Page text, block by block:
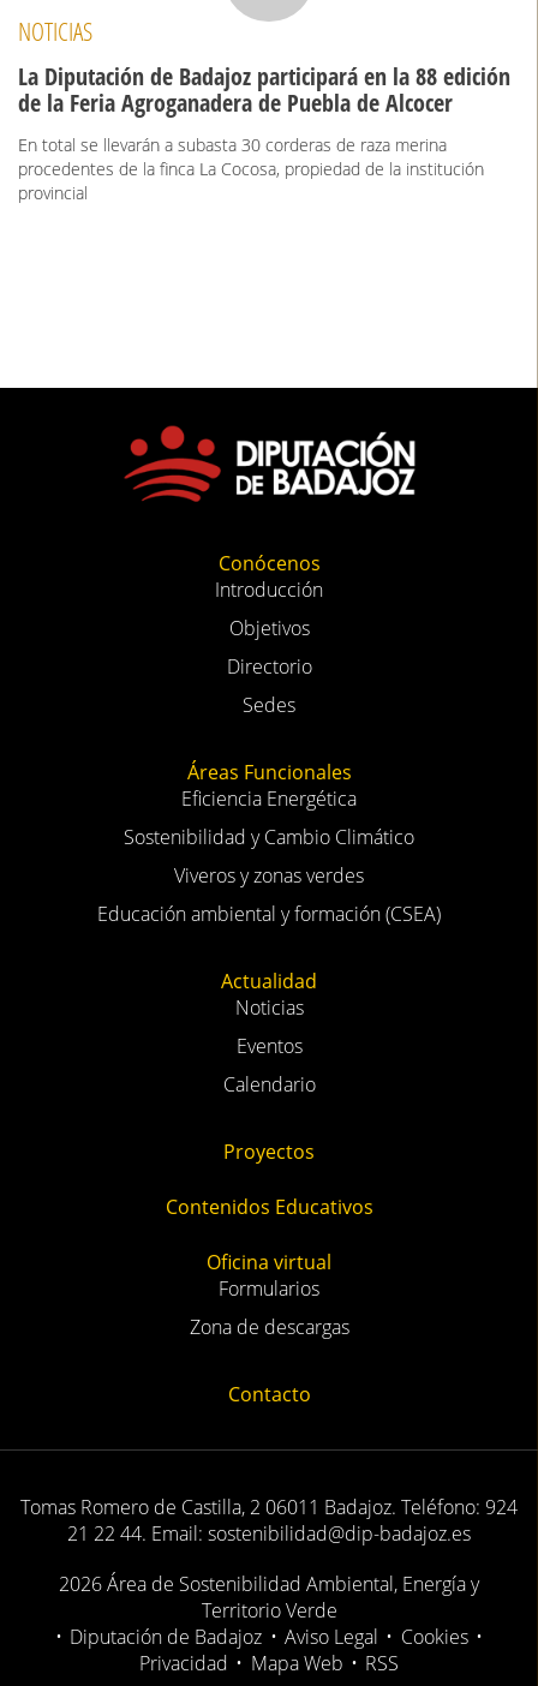
NOTICIAS
La Diputación de Badajoz participará en la 88 edición
de la Feria Agroganadera de Puebla de Alcocer
En total se llevarán a subasta 30 corderas de raza merina
procedentes de la finca La Cocosa, propiedad de la institución
provincial
Conócenos
Introducción
Objetivos
Directorio
Sedes
Áreas Funcionales
Eficiencia Energética
Sostenibilidad y Cambio Climático
Viveros y zonas verdes
Educación ambiental y formación (CSEA)
Actualidad
Noticias
Eventos
Calendario
Proyectos
Contenidos Educativos
Oficina virtual
Formularios
Zona de descargas
Contacto
Tomas Romero de Castilla, 2 06011 Badajoz. Teléfono: 924
21 22 44. Email: sostenibilidad@dip-badajoz.es
2026 Área de Sostenibilidad Ambiental, Energía y
Territorio Verde
• Diputación de Badajoz • Aviso Legal • Cookies •
Privacidad • Mapa Web • RSS